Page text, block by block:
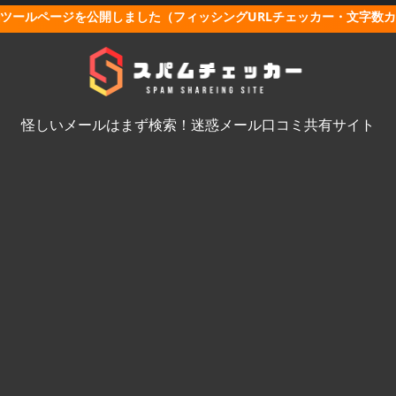
ールページを公開しました（フィッシングURLチェッカー・文字数カ
怪しいメールはまず検索！迷惑メール口コミ共有サイト